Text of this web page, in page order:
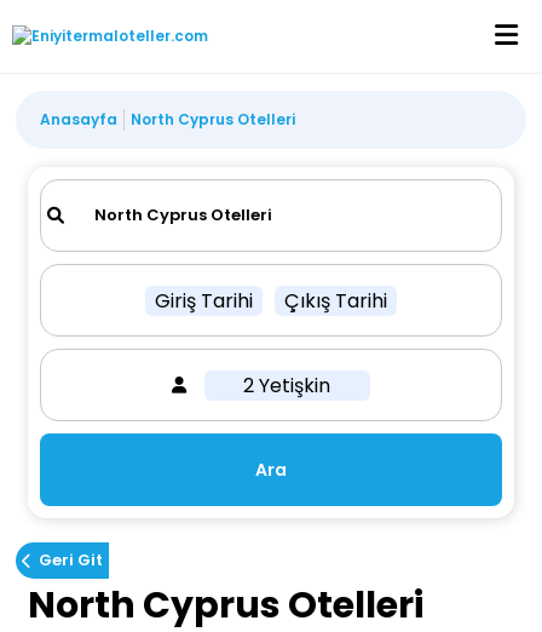
Anasayfa North Cyprus Otelleri
Giriş Tarihi Çıkış Tarihi
2 Yetişkin
Ara
Geri Git
North Cyprus Otelleri